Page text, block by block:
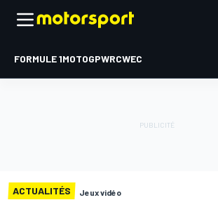
FORMULE 1MOTOGPWRCWEC
ACTUALITÉS Jeux vidéo